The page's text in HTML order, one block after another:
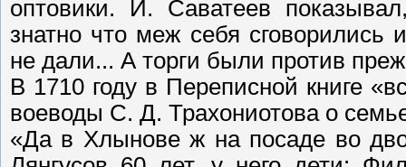
оптовики. И. Саватеев
знатно что меж себя сговорились
не дали... А торги были против
В 1710 году в Переписной книге
воеводы С. Д. Трахониотова о
«Да в Хлынове ж на посаде во